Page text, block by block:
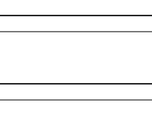
og nemt komme i
forsøge at
varsel på steder,
fx være ved
Vær
for kriminalitet i
på afstand af opløb